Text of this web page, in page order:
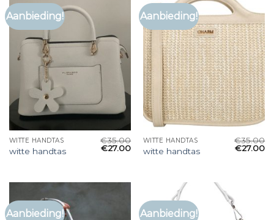
Aanbieding!
WITTE HANDTAS
witte handtas
€35.00
€27.00
Aanbieding!
WITTE HANDTAS
witte handtas
€35.00
€27.00
Aanbieding! Aanbieding!